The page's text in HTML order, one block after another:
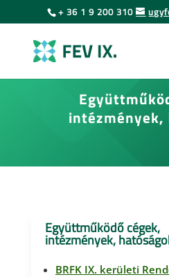
az
tartalmához
+ 36 1 9 200 310
intézmények,
Együttműködő cégek,
intézmények,
BRFK IX. kerületi